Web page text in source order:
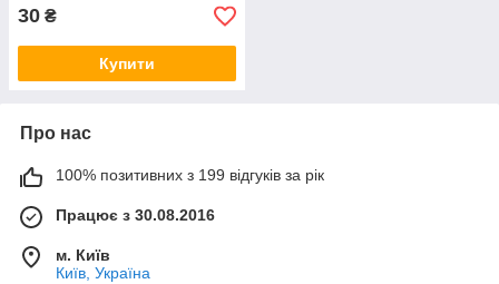
30 ₴
Купити
Про нас
100% позитивних з 199 відгуків за рік
Працює з 30.08.2016
м. Київ
Київ, Україна